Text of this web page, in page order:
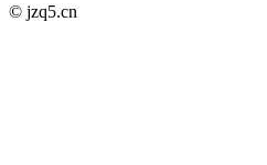
© jzq5.cn